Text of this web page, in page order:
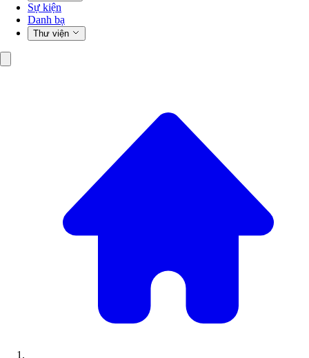
Sự kiện
Danh bạ
Thư viện